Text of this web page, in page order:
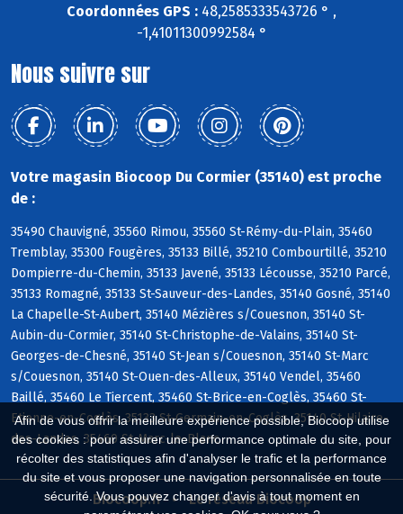
Afin de vous offrir la meilleure expérience possible, Biocoop utilise
des cookies : pour assurer une performance optimale du site, pour
récolter des statistiques afin d'analyser le trafic et la performance
du site et vous proposer une navigation personnalisée en toute
sécurité. Vous pouvez changer d'avis à tout moment en
Coordonnées GPS : 48,2585333543726 ° ,
-1,41011300992584 °
Nous suivre sur
Votre magasin Biocoop Du Cormier (35140) est proche
de :
35490 Chauvigné, 35560 Rimou, 35560 St-Rémy-du-Plain, 35460
Tremblay, 35300 Fougères, 35133 Billé, 35210 Combourtillé, 35210
Dompierre-du-Chemin, 35133 Javené, 35133 Lécousse, 35210 Parcé,
35133 Romagné, 35133 St-Sauveur-des-Landes, 35140 Gosné, 35140
La Chapelle-St-Aubert, 35140 Mézières s/Couesnon, 35140 St-
Aubin-du-Cormier, 35140 St-Christophe-de-Valains, 35140 St-
Georges-de-Chesné, 35140 St-Jean s/Couesnon, 35140 St-Marc
s/Couesnon, 35140 St-Ouen-des-Alleux, 35140 Vendel, 35460
Baillé, 35460 Le Tiercent, 35460 St-Brice-en-Coglès, 35460 St-
Etienne-en-Coglès, 35133 St-Germain-en-Coglès, 35140 St-Hilaire-
des-Landes, 35460 St-Marc-le-Blanc
Biocoop.fr Le réseau Biocoop